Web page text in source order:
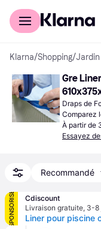
Acheter avec Klarna
Klarna/Shopping/
Gre
Draps de
Comparez
À partir de
Essayez
Recommandé
SPONSORISÉ
Cdiscount
Livraison gratuite, 3-8